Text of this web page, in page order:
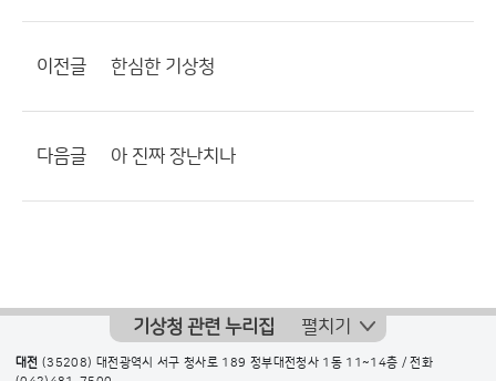
이전글 한심한 기상청
다음글 아 진짜 장난치나
기상청 관련 누리집 펼치기
대전 (35208) 대전광역시 서구 청사로 189 정부대전청사 1동 11~14층 / 전화